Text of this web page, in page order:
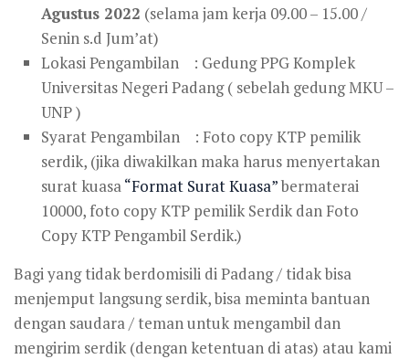
Agustus 2022 (selama jam kerja 09.00 – 15.00 /
Senin s.d Jum’at)
Lokasi Pengambilan : Gedung PPG Komplek
Universitas Negeri Padang ( sebelah gedung MKU –
UNP )
Syarat Pengambilan : Foto copy KTP pemilik
serdik, (jika diwakilkan maka harus menyertakan
surat kuasa“Format Surat Kuasa”bermaterai
10000, foto copy KTP pemilik Serdik dan Foto
Copy KTP Pengambil Serdik.)
Bagi yang tidak berdomisili di Padang / tidak bisa
menjemput langsung serdik, bisa meminta bantuan
dengan saudara / teman untuk mengambil dan
mengirim serdik (dengan ketentuan di atas) atau kami